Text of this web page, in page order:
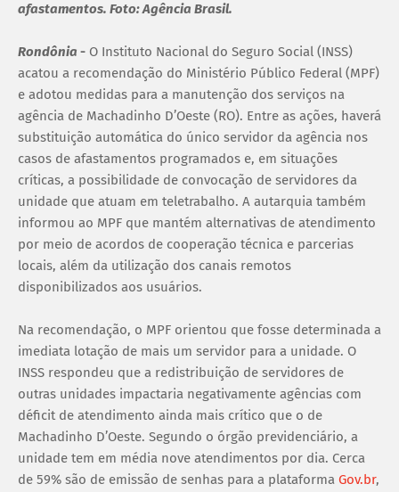
afastamentos. Foto: Agência Brasil.
Rondônia - O Instituto Nacional do Seguro Social (INSS)
acatou a recomendação do Ministério Público Federal (MPF)
e adotou medidas para a manutenção dos serviços na
agência de Machadinho D’Oeste (RO). Entre as ações, haverá
substituição automática do único servidor da agência nos
casos de afastamentos programados e, em situações
críticas, a possibilidade de convocação de servidores da
unidade que atuam em teletrabalho. A autarquia também
informou ao MPF que mantém alternativas de atendimento
por meio de acordos de cooperação técnica e parcerias
locais, além da utilização dos canais remotos
disponibilizados aos usuários.
Na recomendação, o MPF orientou que fosse determinada a
imediata lotação de mais um servidor para a unidade. O
INSS respondeu que a redistribuição de servidores de
outras unidades impactaria negativamente agências com
déficit de atendimento ainda mais crítico que o de
Machadinho D’Oeste. Segundo o órgão previdenciário, a
unidade tem em média nove atendimentos por dia. Cerca
de 59% são de emissão de senhas para a plataforma Gov.br,